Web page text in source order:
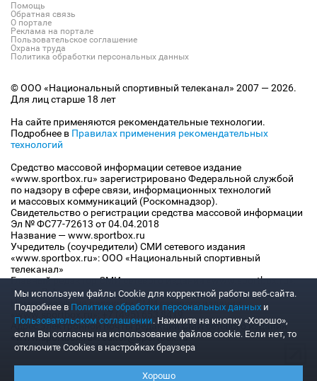
Помощь
Обратная связь
О портале
Реклама на портале
Пользовательское соглашение
Охрана труда
Политика обработки персональных данных
© ООО «Национальный спортивный телеканал» 2007 — 2026.
Для лиц старше 18 лет
На сайте применяются рекомендательные технологии.
Подробнее в Правилах применения рекомендательных
технологий
Средство массовой информации сетевое издание
«www.sportbox.ru» зарегистрировано Федеральной службой
по надзору в сфере связи, информационных технологий
и массовых коммуникаций (Роскомнадзор).
Свидетельство о регистрации средства массовой информации
Эл № ФС77-72613 от 04.04.2018
Название — www.sportbox.ru
Учредитель (соучредители) СМИ сетевого издания
«www.sportbox.ru»: ООО «Национальный спортивный
телеканал»
Главный редактор СМИ сетевого издания «www.sportbox.ru»:
Конов В.А.
Номер телефона редакции СМИ сетевого издания
«www.sportbox.ru»: +7 (495) 653 8419
Адрес электронной почты редакции СМИ сетевого издания
«www.sportbox.ru»: editor@sportbox.ru
Мы используем файлы Сookie для корректной работы веб-сайта.
Подробнее в Политике обработки персональных данных и
Пользовательском соглашении. Нажмите на кнопку «Хорошо»,
если Вы согласны на использование файлов cookie. Если нет, то
отключите Cookies в настройках браузера
Хорошо